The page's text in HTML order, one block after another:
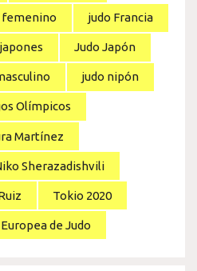
femenino judo Francia
Judo Japón
judo nipón
Olímpicos
Martínez
Sherazadishvili
Tokio 2020
de Judo